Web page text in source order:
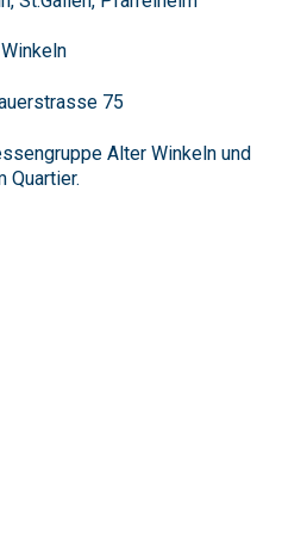
75
Alter Winkeln und
Quartier.